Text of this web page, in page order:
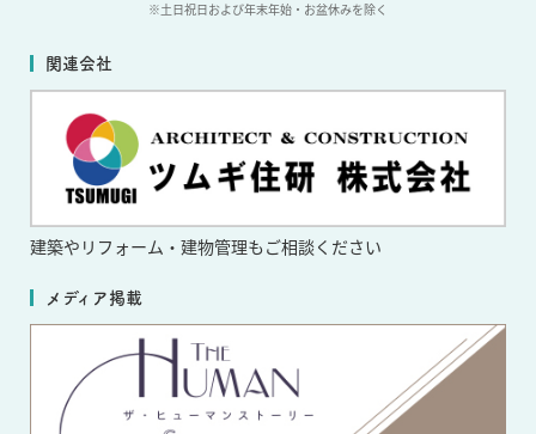
※土日祝日および年末年始・お盆休みを除く
関連会社
建築やリフォーム・ 建物管理もご相談ください
メディア掲載